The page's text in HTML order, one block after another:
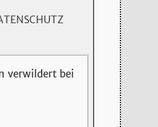
verwildert bei